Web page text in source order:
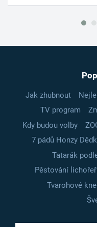
Jak zhubnout
TV program
Kdy budou volby
7 pádů Honzy
Tatarák
Pěstování
Tvarohové